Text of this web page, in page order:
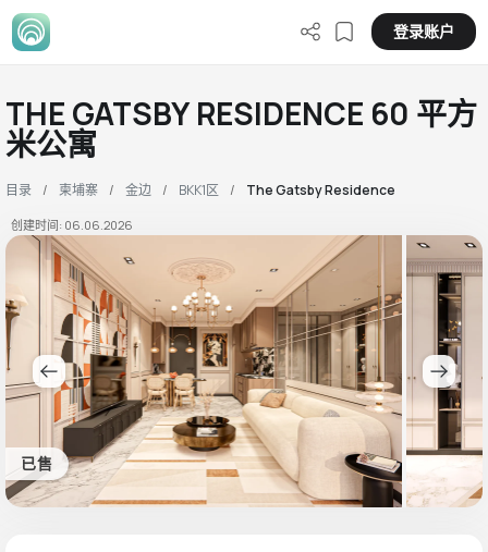
登录账户
THE GATSBY RESIDENCE 60 平方
米公寓
目录 柬埔寨 金边 BKK1区 The Gatsby Residence
创建时间: 06.06.2026
已售